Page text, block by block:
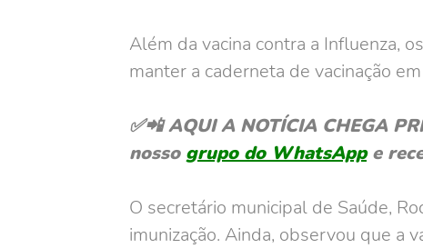
Além da vacina contra a Influenza,
manter a caderneta de vacinação
✅📲 AQUI A NOTÍCIA CHEGA
nosso grupo do WhatsAppe
O secretário municipal de Saúde,
imunização. Ainda, observou que a